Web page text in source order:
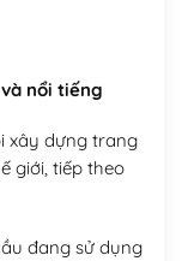
nổi tiếng
xây dựng trang
giới, tiếp theo
đang sử dụng